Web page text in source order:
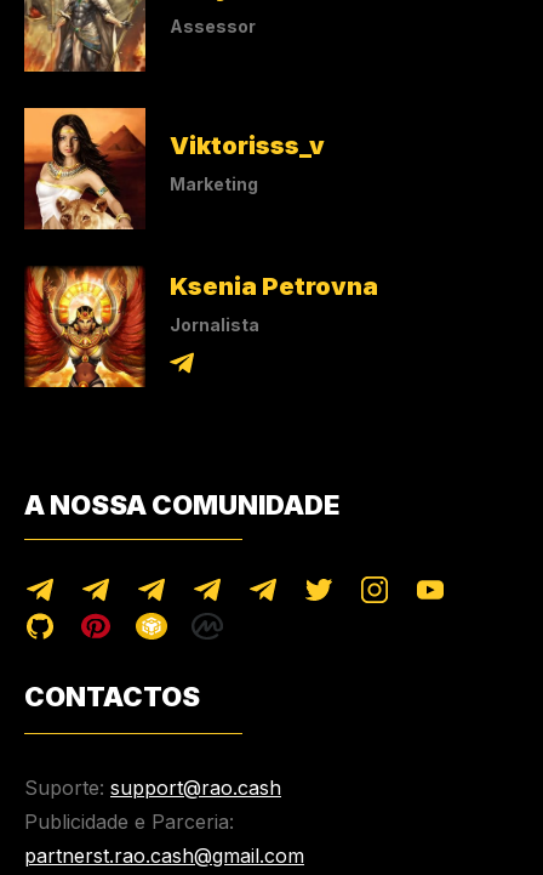
Assessor
Viktorisss_v
Marketing
Ksenia Petrovna
Jornalista
A NOSSA COMUNIDADE
CONTACTOS
Suporte: support@rao.cash
Publicidade e Parceria:
partnerst.rao.cash@gmail.com